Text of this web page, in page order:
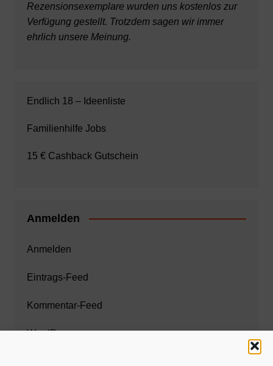
Rezensionsexemplare wurden uns kostenlos zur
Verfügung gestellt. Trotzdem sagen wir immer
ehrlich unsere Meinung.
Endlich 18 – Ideenliste
Familienhilfe Jobs
15 € Cashback Gutschein
Anmelden
Anmelden
Eintrags-Feed
Kommentar-Feed
WordPress.org